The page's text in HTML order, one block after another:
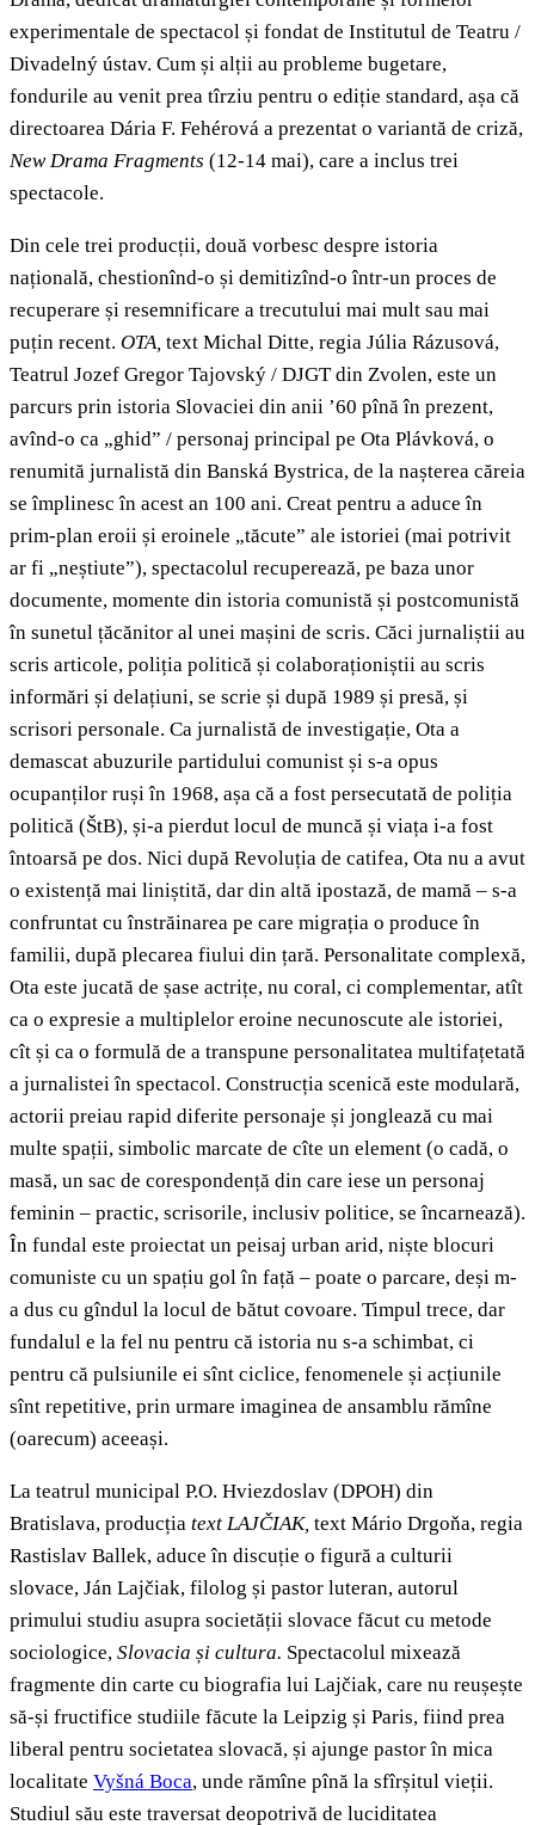
experimentale de spectacol și fondat de Institutul de Teatru /
Divadelný ústav. Cum și alții au probleme bugetare,
fondurile au venit prea tîrziu pentru o ediție standard, așa că
directoarea Dária F. Fehérová a prezentat o variantă de criză,
New Drama Fragments (12-14 mai), care a inclus trei
spectacole.
Din cele trei producții, două vorbesc despre istoria
națională, chestionînd-o și demitizînd-o într-un proces de
recuperare și resemnificare a trecutului mai mult sau mai
puțin recent. OTA, text Michal Ditte, regia Júlia Rázusová,
Teatrul Jozef Gregor Tajovský / DJGT din Zvolen, este un
parcurs prin istoria Slovaciei din anii ’60 pînă în prezent,
avînd-o ca „ghid” / personaj principal pe Ota Plávková, o
renumită jurnalistă din Banská Bystrica, de la nașterea căreia
se împlinesc în acest an 100 ani. Creat pentru a aduce în
prim-plan eroii și eroinele „tăcute” ale istoriei (mai potrivit
ar fi „neștiute”), spectacolul recuperează, pe baza unor
documente, momente din istoria comunistă și postcomunistă
în sunetul țăcănitor al unei mașini de scris. Căci jurnaliștii au
scris articole, poliția politică și colaboraționiștii au scris
informări și delațiuni, se scrie și după 1989 și presă, și
scrisori personale. Ca jurnalistă de investigație, Ota a
demascat abuzurile partidului comunist și s-a opus
ocupanților ruși în 1968, așa că a fost persecutată de poliția
politică (ŠtB), și-a pierdut locul de muncă și viața i-a fost
întoarsă pe dos. Nici după Revoluția de catifea, Ota nu a avut
o existență mai liniștită, dar din altă ipostază, de mamă – s-a
confruntat cu înstrăinarea pe care migrația o produce în
familii, după plecarea fiului din țară. Personalitate complexă,
Ota este jucată de șase actrițe, nu coral, ci complementar, atît
ca o expresie a multiplelor eroine necunoscute ale istoriei,
cît și ca o formulă de a transpune personalitatea multifațetată
a jurnalistei în spectacol. Construcția scenică este modulară,
actorii preiau rapid diferite personaje și jonglează cu mai
multe spații, simbolic marcate de cîte un element (o cadă, o
masă, un sac de corespondență din care iese un personaj
feminin – practic, scrisorile, inclusiv politice, se încarnează).
În fundal este proiectat un peisaj urban arid, niște blocuri
comuniste cu un spațiu gol în față – poate o parcare, deși m-
a dus cu gîndul la locul de bătut covoare. Timpul trece, dar
fundalul e la fel nu pentru că istoria nu s-a schimbat, ci
pentru că pulsiunile ei sînt ciclice, fenomenele și acțiunile
sînt repetitive, prin urmare imaginea de ansamblu rămîne
(oarecum) aceeași.
La teatrul municipal P.O. Hviezdoslav (DPOH) din
Bratislava, producția text LAJČIAK, text Mário Drgoňa, regia
Rastislav Ballek, aduce în discuție o figură a culturii
slovace, Ján Lajčiak, filolog și pastor luteran, autorul
primului studiu asupra societății slovace făcut cu metode
sociologice, Slovacia și cultura. Spectacolul mixează
fragmente din carte cu biografia lui Lajčiak, care nu reușește
să-și fructifice studiile făcute la Leipzig și Paris, fiind prea
liberal pentru societatea slovacă, și ajunge pastor în mica
localitate Vyšná Boca, unde rămîne pînă la sfîrșitul vieții.
Studiul său este traversat deopotrivă de luciditatea